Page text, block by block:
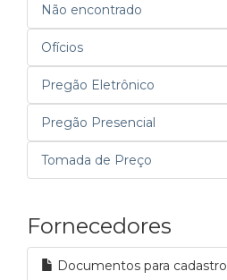
Não encontrado
Ofícios
Pregão Eletrônico
Pregão Presencial
Tomada de Preço
Fornecedores
Documentos para cadastro